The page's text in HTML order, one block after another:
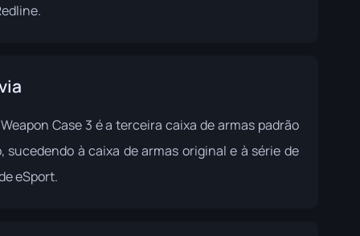
Case 3 é a terceira caixa de armas padrão
sucedendo à caixa de armas original e à série de
eSport.